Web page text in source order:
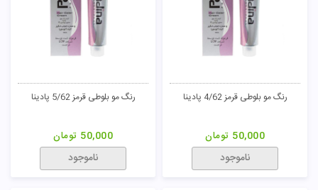
رنگ مو بلوطی قرمز 4/62 پادینا
50,000 تومان
ناموجود
رنگ مو بلوطی قرمز 5/62 پادینا
50,000 تومان
ناموجود